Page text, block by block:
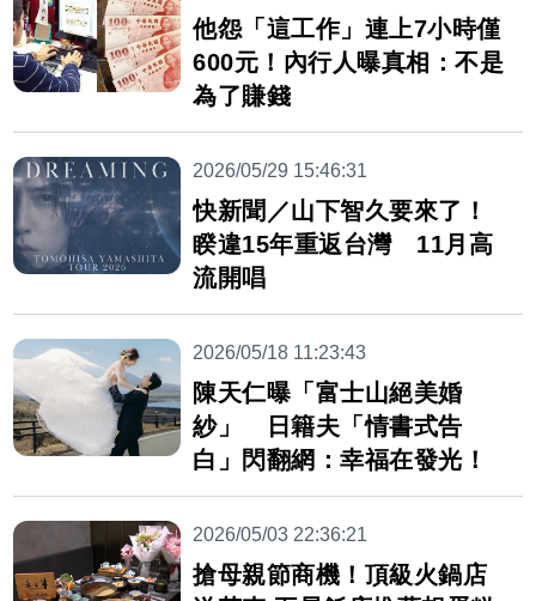
他怨「這工作」連上7小時僅
600元！內行人曝真相：不是
為了賺錢
2026/05/29 15:46:31
快新聞／山下智久要來了！
睽違15年重返台灣 11月高
流開唱
2026/05/18 11:23:43
陳天仁曝「富士山絕美婚
紗」 日籍夫「情書式告
白」閃翻網：幸福在發光！
2026/05/03 22:36:21
搶母親節商機！頂級火鍋店